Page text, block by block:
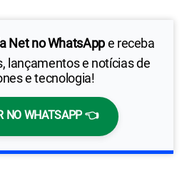
Net no WhatsAppe receba
lançamentos e notícias de
e tecnologia!
NO WHATSAPP 👈